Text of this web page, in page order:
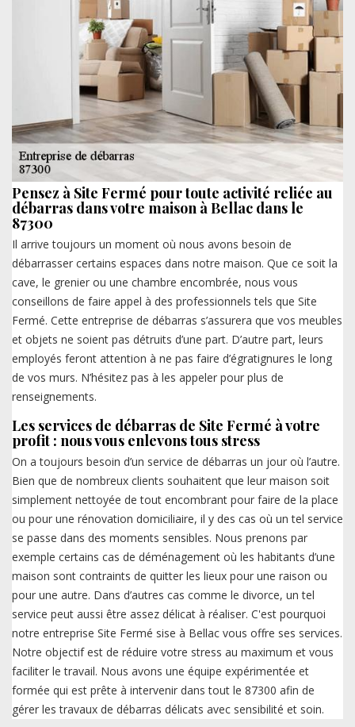
Pensez à Site Fermé pour toute activité reliée au
débarras dans votre maison à Bellac dans le
87300
Il arrive toujours un moment où nous avons besoin de
débarrasser certains espaces dans notre maison. Que ce soit la
cave, le grenier ou une chambre encombrée, nous vous
conseillons de faire appel à des professionnels tels que Site
Fermé. Cette entreprise de débarras s’assurera que vos meubles
et objets ne soient pas détruits d’une part. D’autre part, leurs
employés feront attention à ne pas faire d’égratignures le long
de vos murs. N’hésitez pas à les appeler pour plus de
renseignements.
Les services de débarras de Site Fermé à votre
profit : nous vous enlevons tous stress
On a toujours besoin d’un service de débarras un jour où l’autre.
Bien que de nombreux clients souhaitent que leur maison soit
simplement nettoyée de tout encombrant pour faire de la place
ou pour une rénovation domiciliaire, il y des cas où un tel service
se passe dans des moments sensibles. Nous prenons par
exemple certains cas de déménagement où les habitants d’une
maison sont contraints de quitter les lieux pour une raison ou
pour une autre. Dans d’autres cas comme le divorce, un tel
service peut aussi être assez délicat à réaliser. C'est pourquoi
notre entreprise Site Fermé sise à Bellac vous offre ses services.
Notre objectif est de réduire votre stress au maximum et vous
faciliter le travail. Nous avons une équipe expérimentée et
formée qui est prête à intervenir dans tout le 87300 afin de
gérer les travaux de débarras délicats avec sensibilité et soin.